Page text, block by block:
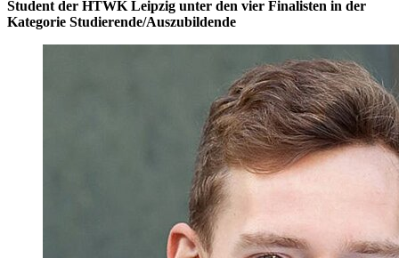
Student der HTWK Leipzig unter den vier Finalisten in der
Kategorie Studierende/Auszubildende